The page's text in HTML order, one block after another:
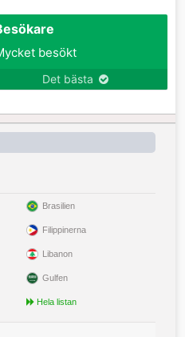
besökt
Det bästa
Brasilien
Filippinerna
Libanon
Gulfen
Hela listan